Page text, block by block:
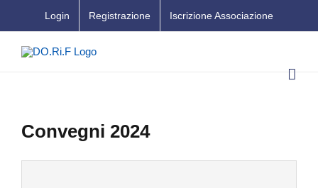
al
contenuto
Login Registrazione Iscrizione Associazione
Convegni 2024